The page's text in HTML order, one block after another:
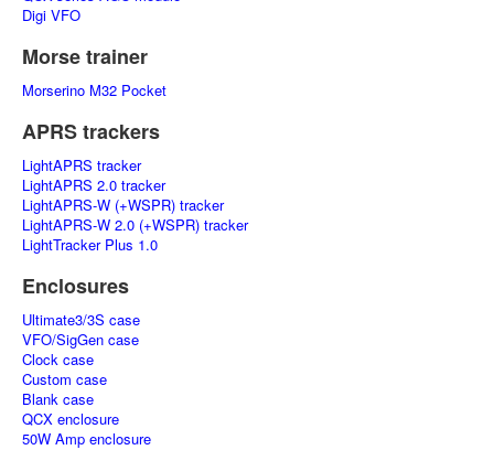
Digi VFO
Morse trainer
Morserino M32 Pocket
APRS trackers
LightAPRS tracker
LightAPRS 2.0 tracker
LightAPRS-W (+WSPR) tracker
LightAPRS-W 2.0 (+WSPR) tracker
LightTracker Plus 1.0
Enclosures
Ultimate3/3S case
VFO/SigGen case
Clock case
Custom case
Blank case
QCX enclosure
50W Amp enclosure